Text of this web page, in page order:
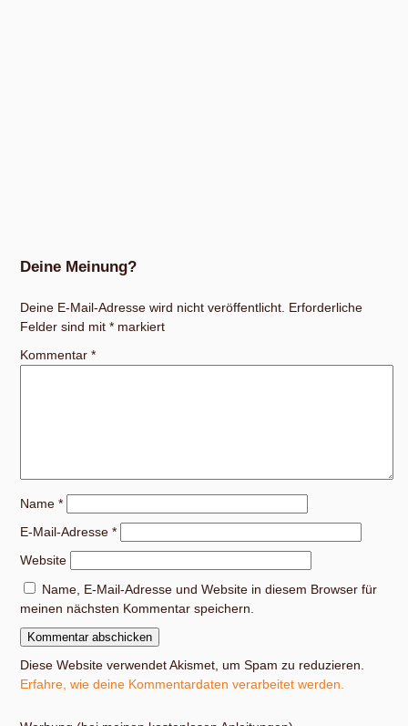
Deine Meinung?
Deine E-Mail-Adresse wird nicht veröffentlicht. Erforderliche
Felder sind mit* markiert
Kommentar*
Name*
E-Mail-Adresse*
Website
Name, E-Mail-Adresse und Website in diesem Browser für
meinen nächsten Kommentar speichern.
Diese Website verwendet Akismet, um Spam zu reduzieren.
Erfahre, wie deine Kommentardaten verarbeitet werden.